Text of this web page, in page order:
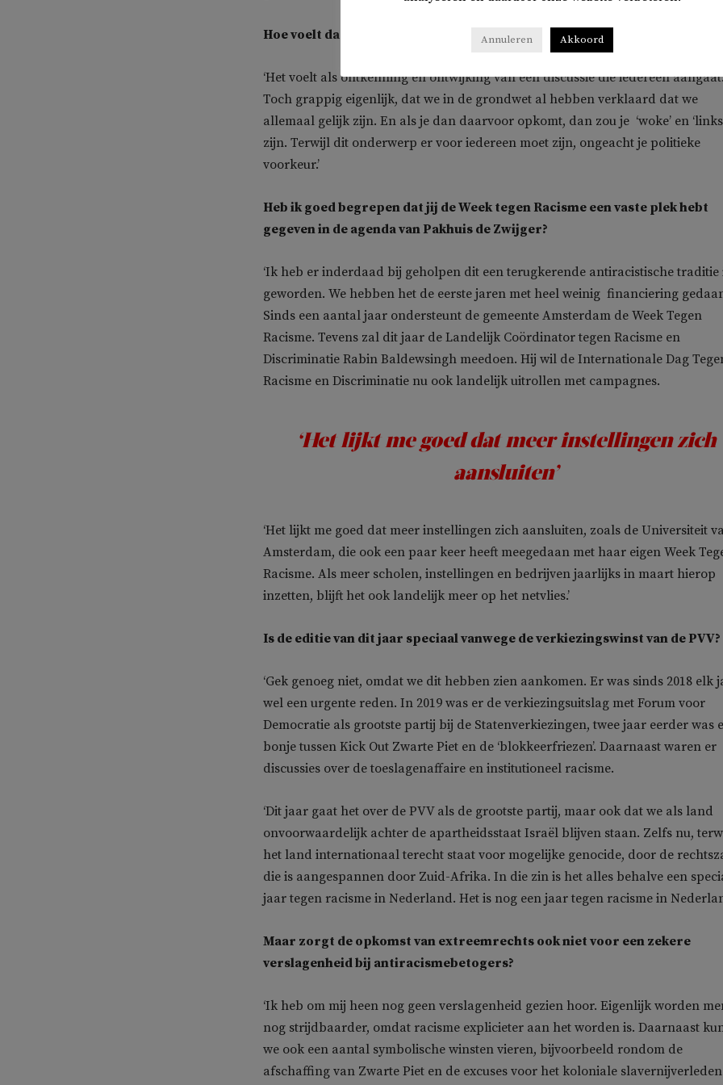
Hoe voelt dat?
‘Het voelt als ontkenning en ontwijking van een discussie die iedereen
Toch grappig eigenlijk, dat we in de grondwet al hebben verklaard dat we
allemaal gelijk zijn. En als je dan daarvoor opkomt, dan zou je ‘woke’ en
zijn. Terwijl dit onderwerp er voor iedereen moet zijn, ongeacht je politieke
voorkeur.’
Heb ik goed begrepen dat jij de Week tegen Racisme een vaste plek hebt
gegeven in de agenda van Pakhuis de Zwijger?
‘Ik heb er inderdaad bij geholpen dit een terugkerende antiracistische traditie
geworden. We hebben het de eerste jaren met heel weinig financiering
Sinds een aantal jaar ondersteunt de gemeente Amsterdam de Week Tegen
Racisme. Tevens zal dit jaar de Landelijk Coördinator tegen Racisme en
Discriminatie Rabin Baldewsingh meedoen. Hij wil de Internationale Dag
Racisme en Discriminatie nu ook landelijk uitrollen met campagnes.
‘Het lijkt me goed dat meer instellingen zich
aansluiten’
‘Het lijkt me goed dat meer instellingen zich aansluiten, zoals de Universiteit
Amsterdam, die ook een paar keer heeft meegedaan met haar eigen Week
Racisme. Als meer scholen, instellingen en bedrijven jaarlijks in maart hierop
inzetten, blijft het ook landelijk meer op het netvlies.’
Is de editie van dit jaar speciaal vanwege de verkiezingswinst van de PVV?
‘Gek genoeg niet, omdat we dit hebben zien aankomen. Er was sinds 2018 elk
wel een urgente reden. In 2019 was er de verkiezingsuitslag met Forum voor
Democratie als grootste partij bij de Statenverkiezingen, twee jaar eerder was
bonje tussen Kick Out Zwarte Piet en de ‘blokkeerfriezen’. Daarnaast waren er
discussies over de toeslagenaffaire en institutioneel racisme.
‘Dit jaar gaat het over de PVV als de grootste partij, maar ook dat we als land
onvoorwaardelijk achter de apartheidsstaat Israël blijven staan. Zelfs nu,
het land internationaal terecht staat voor mogelijke genocide, door de
die is aangespannen door Zuid-Afrika. In die zin is het alles behalve een
jaar tegen racisme in Nederland. Het is nog een jaar tegen racisme in
Maar zorgt de opkomst van extreemrechts ook niet voor een zekere
verslagenheid bij antiracismebetogers?
‘Ik heb om mij heen nog geen verslagenheid gezien hoor. Eigenlijk worden
nog strijdbaarder, omdat racisme explicieter aan het worden is. Daarnaast
we ook een aantal symbolische winsten vieren, bijvoorbeeld rondom de
afschaffing van Zwarte Piet en de excuses voor het koloniale
Annuleren Akkoord